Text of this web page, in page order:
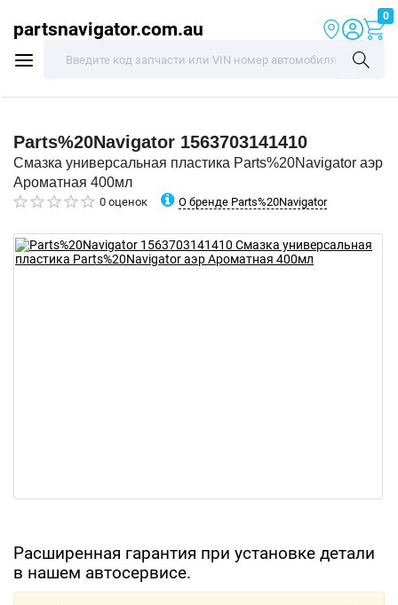
partsnavigator.com.au
0
Parts%20Navigator 1563703141410
Смазка универсальная пластика Parts%20Navigator аэр
Ароматная 400мл
0 оценок О бренде Parts%20Navigator
Расширенная гарантия при установке детали
в нашем автосервисе.